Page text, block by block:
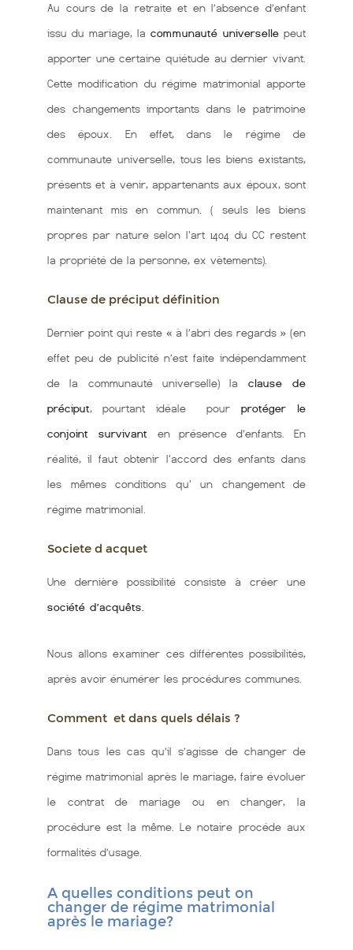
Au cours de la retraite et en l’absence d’enfant
issu du mariage, la communauté universelle peut
apporter une certaine quiétude au dernier vivant.
Cette modification du régime matrimonial apporte
des changements importants dans le patrimoine
des époux. En effet, dans le régime de
communaute universelle, tous les biens existants,
présents et à venir, appartenants aux époux, sont
maintenant mis en commun. ( seuls les biens
propres par nature selon l'art 1404 du CC restent
la propriété de la personne, ex vètements).
Clause de préciput définition
Dernier point qui reste « à l’abri des regards » (en
effet peu de publicité n’est faite indépendamment
de la communauté universelle) la clause de
préciput, pourtant idéale pour protéger le
conjoint survivant en présence d’enfants. En
réalité, il faut obtenir l'accord des enfants dans
les mêmes conditions qu' un changement de
régime matrimonial.
Societe d acquet
Une dernière possibilité consiste à créer une
société d’acquêts.
Nous allons examiner ces différentes possibilités,
après avoir énumérer les procédures communes.
Comment et dans quels délais ?
Dans tous les cas qu’il s’agisse de changer de
régime matrimonial après le mariage, faire évoluer
le contrat de mariage ou en changer, la
procédure est la même. Le notaire procéde aux
formalités d’usage.
A quelles conditions peut on
changer de régime matrimonial
après le mariage?